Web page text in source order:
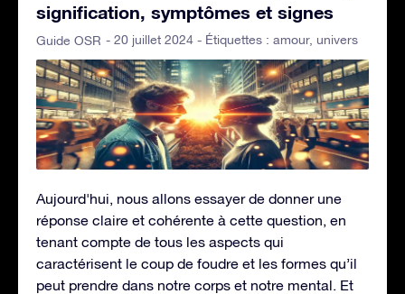
signification, symptômes et signes
Guide OSR - 20 juillet 2024 - Étiquettes : amour, univers
Aujourd'hui, nous allons essayer de donner une
réponse claire et cohérente à cette question, en
tenant compte de tous les aspects qui
caractérisent le coup de foudre et les formes qu’il
peut prendre dans notre corps et notre mental. Et